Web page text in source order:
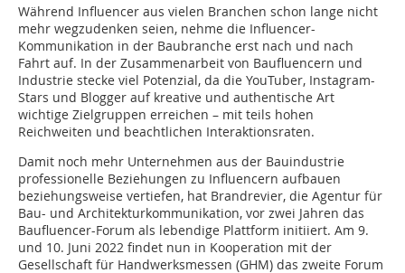
Während Influencer aus vielen Branchen schon lange nicht
mehr wegzudenken seien, nehme die Influencer-
Kommunikation in der Baubranche erst nach und nach
Fahrt auf. In der Zusammenarbeit von Baufluencern und
Industrie stecke viel Potenzial, da die YouTuber, Instagram-
Stars und Blogger auf kreative und authentische Art
wichtige Zielgruppen erreichen – mit teils hohen
Reichweiten und beachtlichen Interaktionsraten.
Damit noch mehr Unternehmen aus der Bauindustrie
professionelle Beziehungen zu Influencern aufbauen
beziehungsweise vertiefen, hat Brandrevier, die Agentur für
Bau- und Architekturkommunikation, vor zwei Jahren das
Baufluencer-Forum als lebendige Plattform initiiert. Am 9.
und 10. Juni 2022 findet nun in Kooperation mit der
Gesellschaft für Handwerksmessen (GHM) das zweite Forum